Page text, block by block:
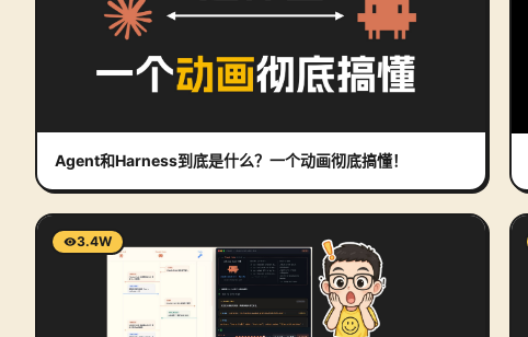
Agent和Harness到底是什么？一个动画彻底搞懂！
3.4W